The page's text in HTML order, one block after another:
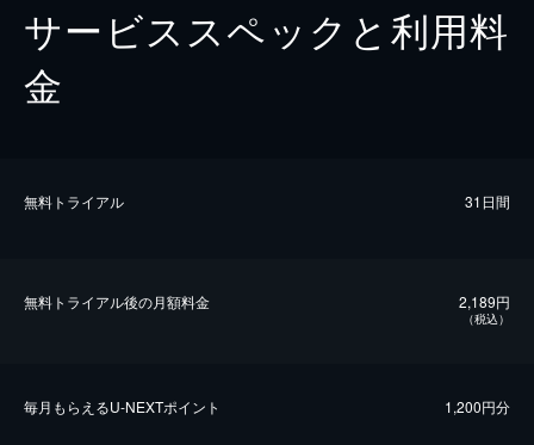
サービススペックと利用料
金
無料トライアル 31日間
無料トライアル後の⽉額料金 2,189円
（税込）
毎⽉もらえるU-NEXTポイント 1,200円分